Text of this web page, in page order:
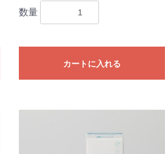
数量
カートに入れる